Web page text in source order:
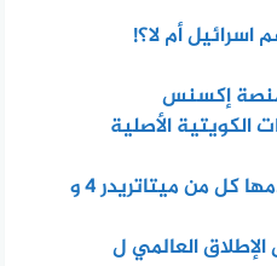
أم لا؟!
منصة إكسنس
الكويتية الأصلية
ما هي الفوائد التي يقدمها كل من ميتاتريدر 4 و
العالمي ل